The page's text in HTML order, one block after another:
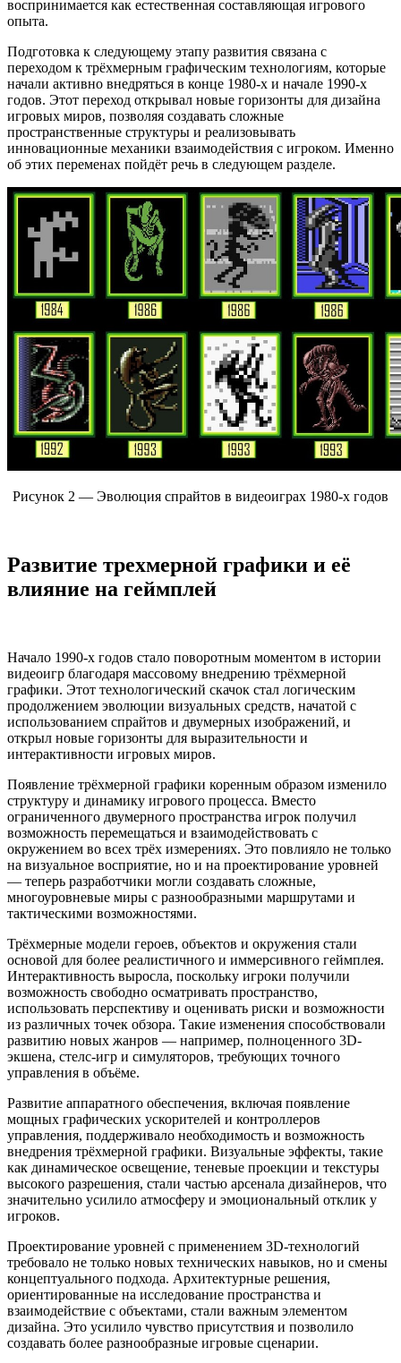
воспринимается как естественная составляющая игрового
опыта.
Подготовка к следующему этапу развития связана с
переходом к трёхмерным графическим технологиям, которые
начали активно внедряться в конце 1980-х и начале 1990-х
годов. Этот переход открывал новые горизонты для дизайна
игровых миров, позволяя создавать сложные
пространственные структуры и реализовывать
инновационные механики взаимодействия с игроком. Именно
об этих переменах пойдёт речь в следующем разделе.
Рисунок 2 — Эволюция спрайтов в видеоиграх 1980-х годов
Развитие трехмерной графики и её
влияние на геймплей
Начало 1990-х годов стало поворотным моментом в истории
видеоигр благодаря массовому внедрению трёхмерной
графики. Этот технологический скачок стал логическим
продолжением эволюции визуальных средств, начатой с
использованием спрайтов и двумерных изображений, и
открыл новые горизонты для выразительности и
интерактивности игровых миров.
Появление трёхмерной графики коренным образом изменило
структуру и динамику игрового процесса. Вместо
ограниченного двумерного пространства игрок получил
возможность перемещаться и взаимодействовать с
окружением во всех трёх измерениях. Это повлияло не только
на визуальное восприятие, но и на проектирование уровней
— теперь разработчики могли создавать сложные,
многоуровневые миры с разнообразными маршрутами и
тактическими возможностями.
Трёхмерные модели героев, объектов и окружения стали
основой для более реалистичного и иммерсивного геймплея.
Интерактивность выросла, поскольку игроки получили
возможность свободно осматривать пространство,
использовать перспективу и оценивать риски и возможности
из различных точек обзора. Такие изменения способствовали
развитию новых жанров — например, полноценного 3D-
экшена, стелс-игр и симуляторов, требующих точного
управления в объёме.
Развитие аппаратного обеспечения, включая появление
мощных графических ускорителей и контроллеров
управления, поддерживало необходимость и возможность
внедрения трёхмерной графики. Визуальные эффекты, такие
как динамическое освещение, теневые проекции и текстуры
высокого разрешения, стали частью арсенала дизайнеров, что
значительно усилило атмосферу и эмоциональный отклик у
игроков.
Проектирование уровней с применением 3D-технологий
требовало не только новых технических навыков, но и смены
концептуального подхода. Архитектурные решения,
ориентированные на исследование пространства и
взаимодействие с объектами, стали важным элементом
дизайна. Это усилило чувство присутствия и позволило
создавать более разнообразные игровые сценарии.